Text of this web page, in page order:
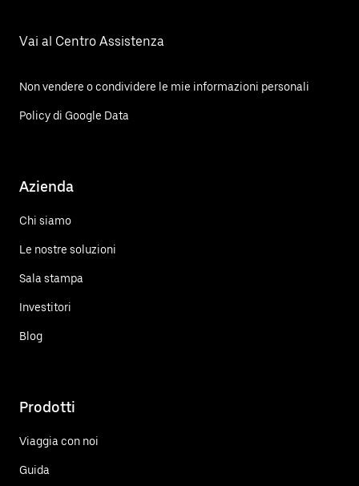
Vai al Centro Assistenza
Non vendere o condividere le mie informazioni personali
Policy di Google Data
Azienda
Chi siamo
Le nostre soluzioni
Sala stampa
Investitori
Blog
Prodotti
Viaggia con noi
Guida